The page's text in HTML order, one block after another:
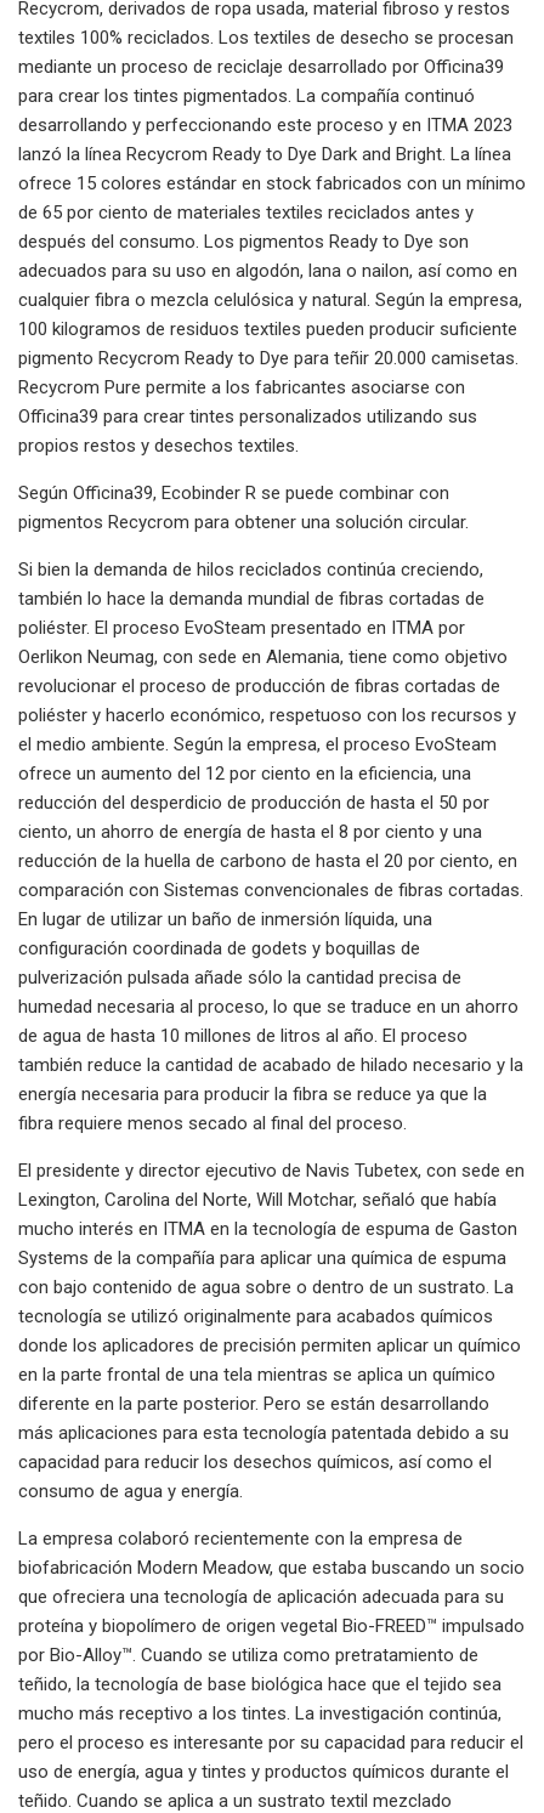
Recycrom, derivados de ropa usada, material fibroso y restos
textiles 100% reciclados. Los textiles de desecho se procesan
mediante un proceso de reciclaje desarrollado por Officina39
para crear los tintes pigmentados. La compañía continuó
desarrollando y perfeccionando este proceso y en ITMA 2023
lanzó la línea Recycrom Ready to Dye Dark and Bright. La línea
ofrece 15 colores estándar en stock fabricados con un mínimo
de 65 por ciento de materiales textiles reciclados antes y
después del consumo. Los pigmentos Ready to Dye son
adecuados para su uso en algodón, lana o nailon, así como en
cualquier fibra o mezcla celulósica y natural. Según la empresa,
100 kilogramos de residuos textiles pueden producir suficiente
pigmento Recycrom Ready to Dye para teñir 20.000 camisetas.
Recycrom Pure permite a los fabricantes asociarse con
Officina39 para crear tintes personalizados utilizando sus
propios restos y desechos textiles.
Según Officina39, Ecobinder R se puede combinar con
pigmentos Recycrom para obtener una solución circular.
Si bien la demanda de hilos reciclados continúa creciendo,
también lo hace la demanda mundial de fibras cortadas de
poliéster. El proceso EvoSteam presentado en ITMA por
Oerlikon Neumag, con sede en Alemania, tiene como objetivo
revolucionar el proceso de producción de fibras cortadas de
poliéster y hacerlo económico, respetuoso con los recursos y
el medio ambiente. Según la empresa, el proceso EvoSteam
ofrece un aumento del 12 por ciento en la eficiencia, una
reducción del desperdicio de producción de hasta el 50 por
ciento, un ahorro de energía de hasta el 8 por ciento y una
reducción de la huella de carbono de hasta el 20 por ciento, en
comparación con Sistemas convencionales de fibras cortadas.
En lugar de utilizar un baño de inmersión líquida, una
configuración coordinada de godets y boquillas de
pulverización pulsada añade sólo la cantidad precisa de
humedad necesaria al proceso, lo que se traduce en un ahorro
de agua de hasta 10 millones de litros al año. El proceso
también reduce la cantidad de acabado de hilado necesario y la
energía necesaria para producir la fibra se reduce ya que la
fibra requiere menos secado al final del proceso.
El presidente y director ejecutivo de Navis Tubetex, con sede en
Lexington, Carolina del Norte, Will Motchar, señaló que había
mucho interés en ITMA en la tecnología de espuma de Gaston
Systems de la compañía para aplicar una química de espuma
con bajo contenido de agua sobre o dentro de un sustrato. La
tecnología se utilizó originalmente para acabados químicos
donde los aplicadores de precisión permiten aplicar un químico
en la parte frontal de una tela mientras se aplica un químico
diferente en la parte posterior. Pero se están desarrollando
más aplicaciones para esta tecnología patentada debido a su
capacidad para reducir los desechos químicos, así como el
consumo de agua y energía.
La empresa colaboró ​​recientemente con la empresa de
biofabricación Modern Meadow, que estaba buscando un socio
que ofreciera una tecnología de aplicación adecuada para su
proteína y biopolímero de origen vegetal Bio-FREED™ impulsado
por Bio-Alloy™. Cuando se utiliza como pretratamiento de
teñido, la tecnología de base biológica hace que el tejido sea
mucho más receptivo a los tintes. La investigación continúa,
pero el proceso es interesante por su capacidad para reducir el
uso de energía, agua y tintes y productos químicos durante el
teñido. Cuando se aplica a un sustrato textil mezclado